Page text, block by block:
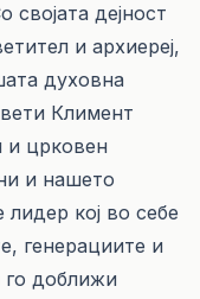
дејност
и архиереј,
духовна
Климент
и црковен
и нашето
кој во себе
генерациите и
доближи